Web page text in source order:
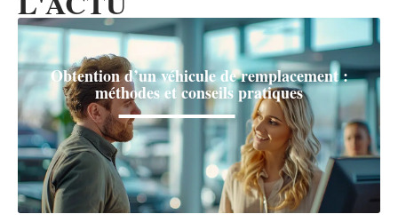
Obtention d’un véhicule de remplacement :
méthodes et conseils pratiques